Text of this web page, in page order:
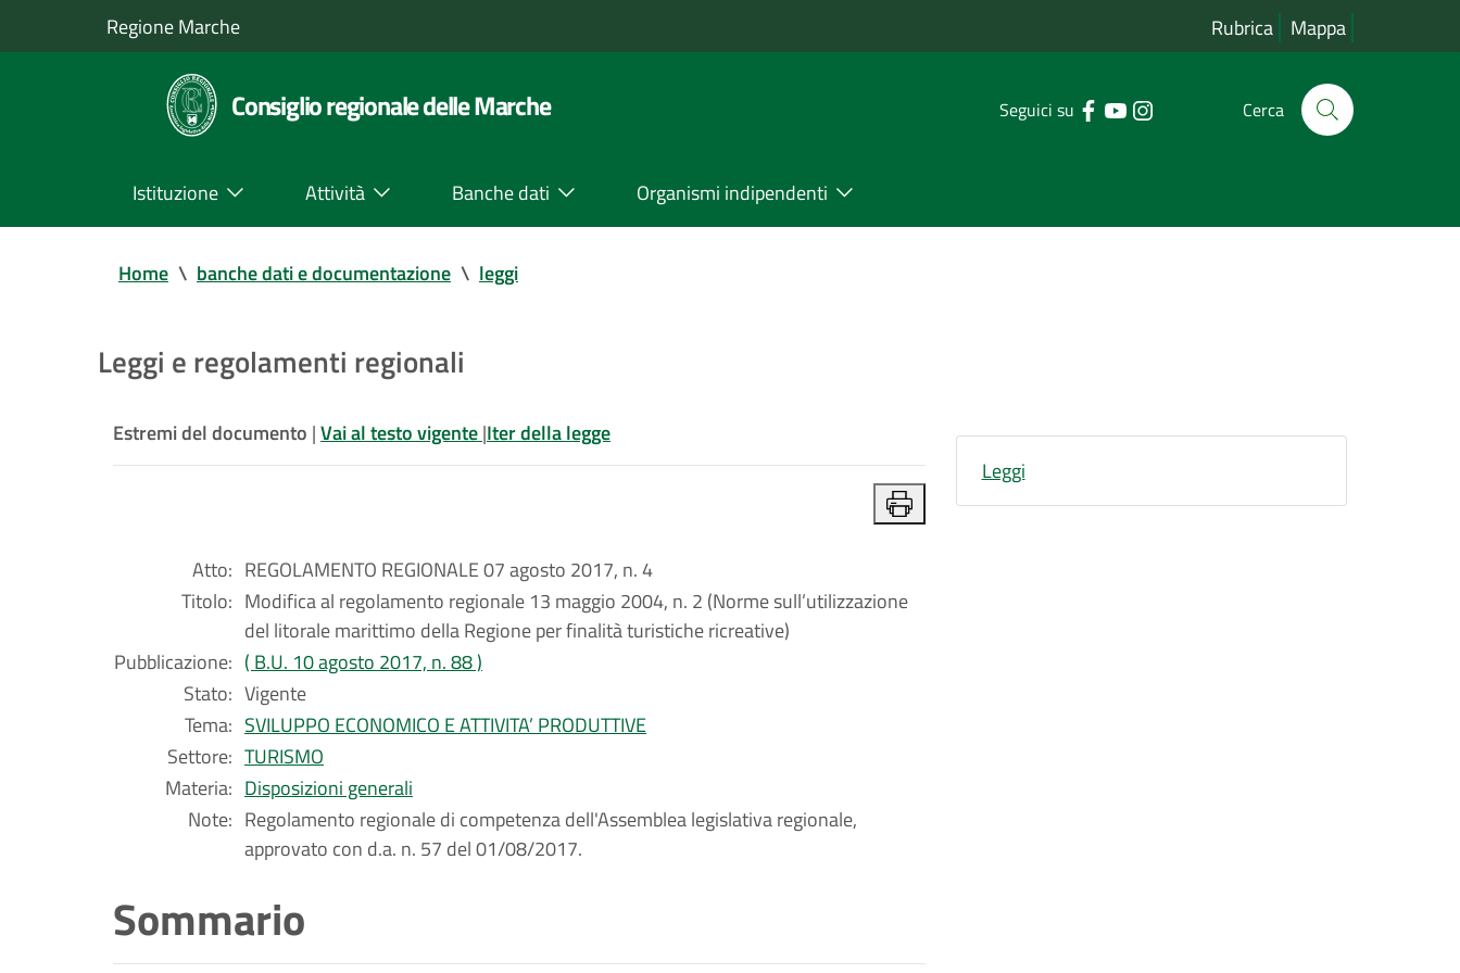
Regione Marche Rubrica Mappa
Consiglio regionale delle Marche Seguici su Cerca
Istituzione Attività Banche dati Organismi indipendenti
Home \ banche dati e documentazione \ leggi
Leggi e regolamenti regionali
Estremi del documento |Vai al testo vigente|Iter della legge
Atto: REGOLAMENTO REGIONALE 07 agosto 2017, n. 4
Titolo: Modifica al regolamento regionale 13 maggio 2004, n. 2 (Norme sull’utilizzazione
del litorale marittimo della Regione per finalità turistiche ricreative)
Pubblicazione: ( B.U. 10 agosto 2017, n. 88 )
Stato: Vigente
Tema: SVILUPPO ECONOMICO E ATTIVITA’ PRODUTTIVE
Settore: TURISMO
Materia: Disposizioni generali
Note: Regolamento regionale di competenza dell'Assemblea legislativa regionale,
approvato con d.a. n. 57 del 01/08/2017.
Sommario
Leggi